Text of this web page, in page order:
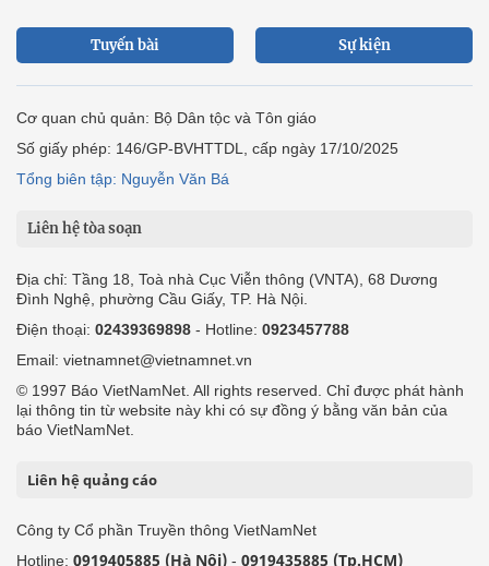
Tuyến bài Sự kiện
Cơ quan chủ quản: Bộ Dân tộc và Tôn giáo
Số giấy phép: 146/GP-BVHTTDL, cấp ngày 17/10/2025
Tổng biên tập: Nguyễn Văn Bá
Liên hệ tòa soạn
Địa chỉ: Tầng 18, Toà nhà Cục Viễn thông (VNTA), 68 Dương
Đình Nghệ, phường Cầu Giấy, TP. Hà Nội.
Điện thoại: 02439369898 - Hotline: 0923457788
Email: vietnamnet@vietnamnet.vn
© 1997 Báo VietNamNet. All rights reserved. Chỉ được phát hành
lại thông tin từ website này khi có sự đồng ý bằng văn bản của
báo VietNamNet.
Liên hệ quảng cáo
Công ty Cổ phần Truyền thông VietNamNet
Hotline: 0919405885 (Hà Nội) - 0919435885 (Tp.HCM)